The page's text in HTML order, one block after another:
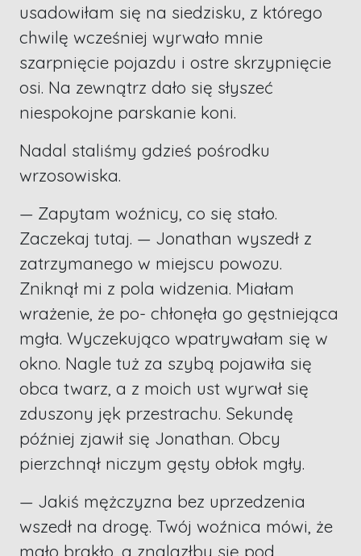
usadowiłam się na siedzisku, z którego
chwilę wcześniej wyrwało mnie
szarpnięcie pojazdu i ostre skrzypnięcie
osi. Na zewnątrz dało się słyszeć
niespokojne parskanie koni.
Nadal staliśmy gdzieś pośrodku
wrzosowiska.
— Zapytam woźnicy, co się stało.
Zaczekaj tutaj. — Jonathan wyszedł z
zatrzymanego w miejscu powozu.
Zniknął mi z pola widzenia. Miałam
wrażenie, że po- chłonęła go gęstniejąca
mgła. Wyczekująco wpatrywałam się w
okno. Nagle tuż za szybą pojawiła się
obca twarz, a z moich ust wyrwał się
zduszony jęk przestrachu. Sekundę
później zjawił się Jonathan. Obcy
pierzchnął niczym gęsty obłok mgły.
— Jakiś mężczyzna bez uprzedzenia
wszedł na drogę. Twój woźnica mówi, że
mało brakło, a znalazłby się pod